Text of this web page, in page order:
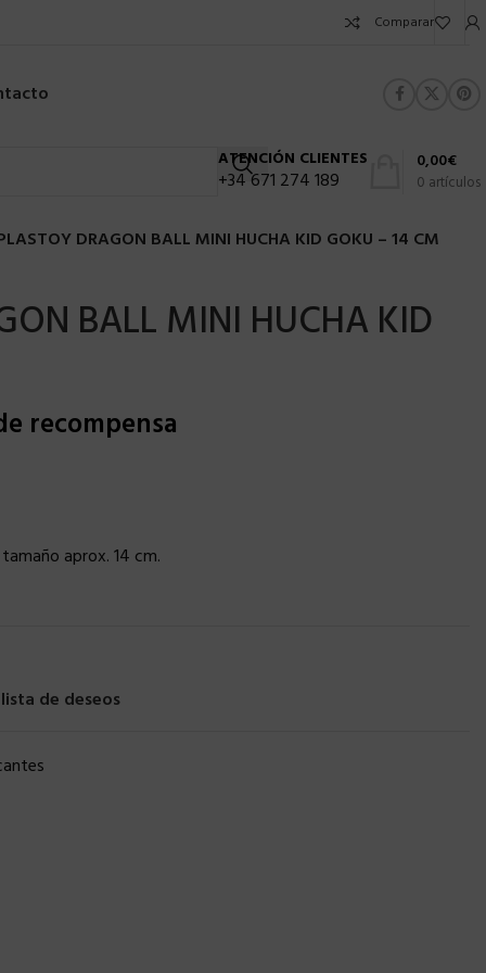
Comparar
ATENCIÓN CLIENTES
+34 671 274 189 0 artículos
0,00€
DRAGON BALL MINI HUCHA KID GOKU – 14 CM
BALL MINI HUCHA KID
recompensa
aprox. 14 cm.
de deseos